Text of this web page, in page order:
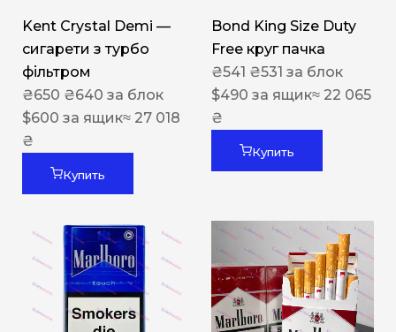
Kent Crystal Demi —
сигарети з турбо
фільтром
₴650 ₴640 за блок
$600 за ящик≈ 27 018
₴
Купить
Bond King Size Duty
Free круг пачка
₴541 ₴531 за блок
$490 за ящик≈ 22 065
₴
Купить